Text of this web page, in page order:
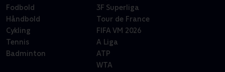
Fodbold
Håndbold
Cykling
Tennis
Badminton
3F Superliga
Tour de France
FIFA VM 2026
A Liga
ATP
WTA